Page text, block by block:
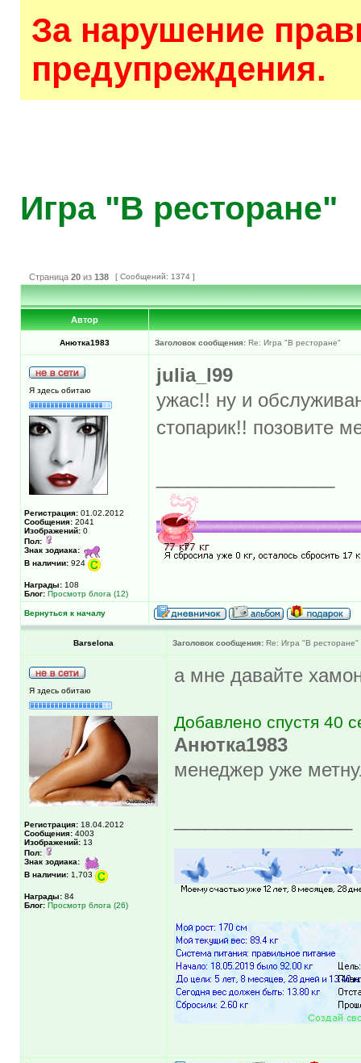
За нарушение
предупреждения.
Игра "В ресторане"
Страница 20 из 138 [ Сообщений: 1374 ]
Автор
Анютка1983 Заголовок сообщения: Re: Игра "В ресторане"
Я здесь обитаю
Регистрация: 01.02.2012
Сообщения: 2041
Изображений: 0
Пол:
Знак зодиака:
В наличии: 924
Награды: 108
Блог: Просмотр блога (12)
julia_l99
ужас!! ну и
стопарик!! позовите
Вернуться к началу
Barselona Заголовок сообщения: Re: Игра "В ресторане"
Я здесь обитаю
Регистрация: 18.04.2012
Сообщения: 4003
Изображений: 13
Пол:
Знак зодиака:
В наличии: 1,703
Награды: 84
Блог: Просмотр блога (26)
а мне давайте
Добавлено спустя 40
Анютка1983
менеджер уже